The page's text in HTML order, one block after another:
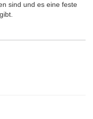
sind und es eine feste